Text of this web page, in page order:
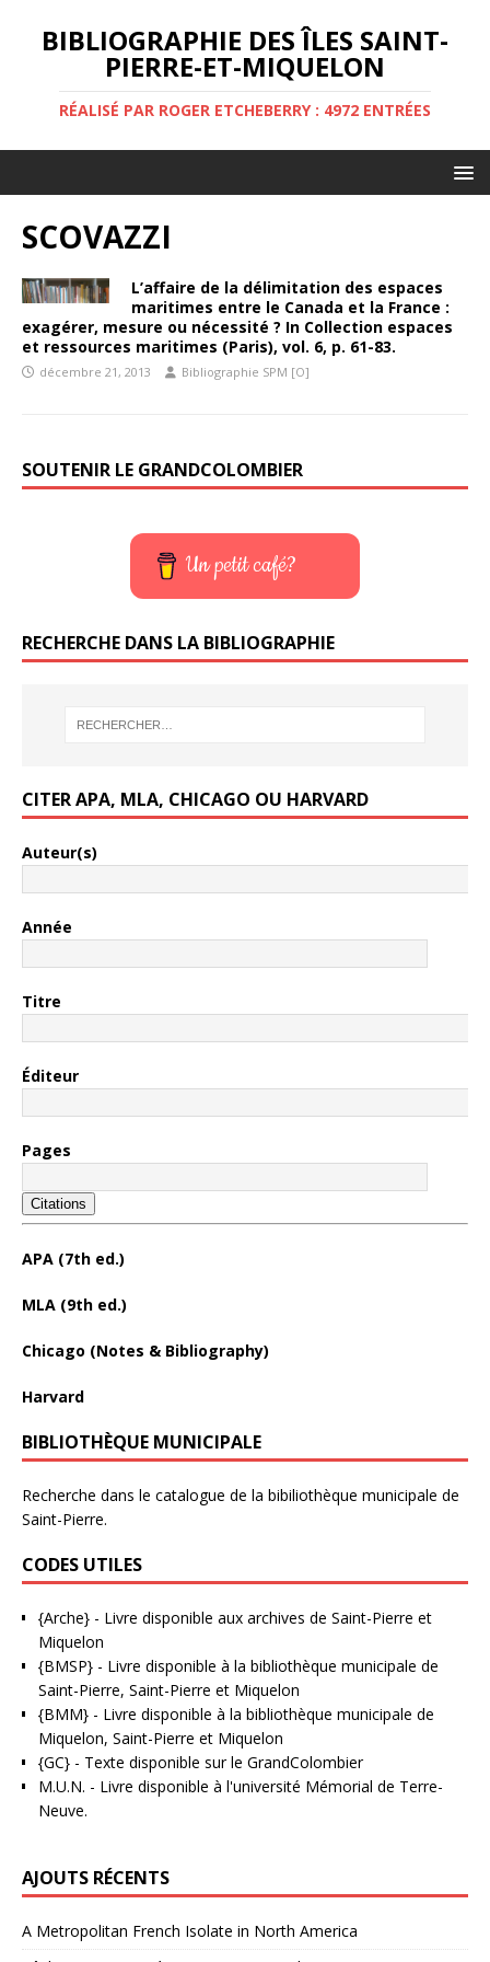
BIBLIOGRAPHIE DES ÎLES SAINT-
PIERRE-ET-MIQUELON
RÉALISÉ PAR ROGER ETCHEBERRY : 4972 ENTRÉES
SCOVAZZI
L’affaire de la délimitation des espaces
maritimes entre le Canada et la France :
exagérer, mesure ou nécessité ? In Collection espaces
et ressources maritimes (Paris), vol. 6, p. 61-83.
décembre 21, 2013 Bibliographie SPM [O]
SOUTENIR LE GRANDCOLOMBIER
Un petit café?
RECHERCHE DANS LA BIBLIOGRAPHIE
CITER APA, MLA, CHICAGO OU HARVARD
Auteur(s)
Année
Titre
Éditeur
Pages
Citations
APA (7th ed.)
MLA (9th ed.)
Chicago (Notes & Bibliography)
Harvard
BIBLIOTHÈQUE MUNICIPALE
Recherche dans le catalogue de la bibiliothèque municipale de
Saint-Pierre.
CODES UTILES
{Arche} - Livre disponible aux archives de Saint-Pierre et
Miquelon
{BMSP} - Livre disponible à la bibliothèque municipale de
Saint-Pierre, Saint-Pierre et Miquelon
{BMM} - Livre disponible à la bibliothèque municipale de
Miquelon, Saint-Pierre et Miquelon
{GC} - Texte disponible sur le GrandColombier
M.U.N. - Livre disponible à l'université Mémorial de Terre-
Neuve.
AJOUTS RÉCENTS
A Metropolitan French Isolate in North America